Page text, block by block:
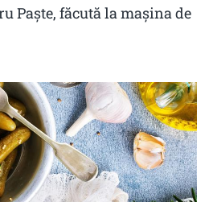
Paște, făcută la mașina de